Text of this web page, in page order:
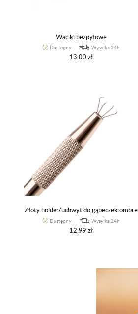
Waciki bezpyłowe
Dostępny Wysyłka 24h
13,00 zł
Złoty holder/uchwyt do gąbeczek ombre
Dostępny Wysyłka 24h
12,99 zł